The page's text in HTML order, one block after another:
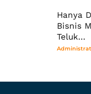
Hanya
Bisnis
Teluk...